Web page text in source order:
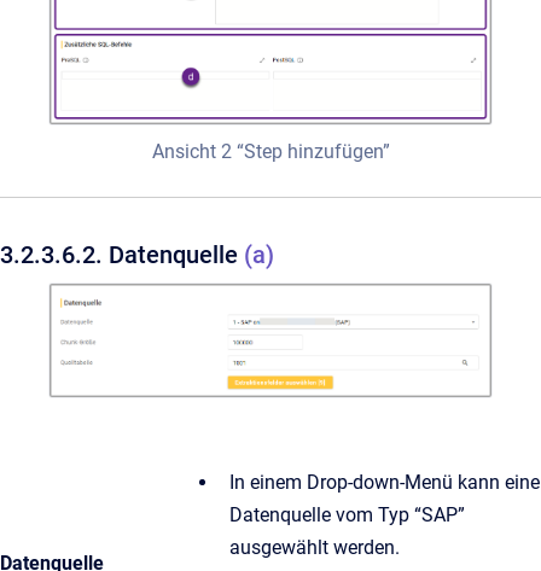
Ansicht 2 “Step hinzufügen”
3.2.3.6.2. Datenquelle (a)
Datenquelle
In einem Drop-down-Menü kann eine
Datenquelle vom Typ “SAP”
ausgewählt werden.